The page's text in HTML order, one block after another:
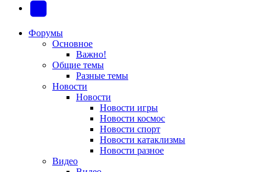
вкладке)
новой
вкладке)
новой
вкладке)
Форумы
Основное
Важно!
Общие темы
Разные темы
Новости
Новости
Новости игры
Новости космос
Новости спорт
Новости катаклизмы
Новости разное
Видео